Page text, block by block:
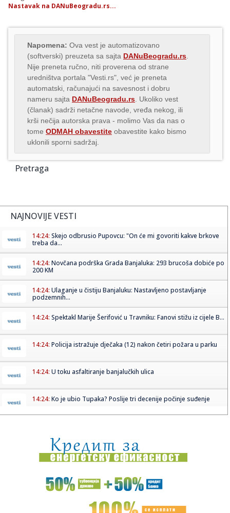
Nastavak na DANuBeogradu.rs...
Napomena: Ova vest je automatizovano
(softverski) preuzeta sa sajta DANuBeogradu.rs
Nije preneta ručno, niti proverena od strane
uredništva portala "Vesti.rs", već je preneta
automatski, računajući na savesnost i dobru
nameru sajta DANuBeogradu.rs . Ukoliko vest
(članak) sadrži netačne navode, vređa nekog, ili
krši nečija autorska prava - molimo Vas da nas o
tome ODMAH obavestite obavestite kako bismo
uklonili sporni sadržaj.
Pretraga
NAJNOVIJE VESTI
14:24: Skejo odbrusio Pupovcu: "On će mi govoriti kakve brkove
treba da...
14:24: Novčana podrška Grada Banjaluka: 293 brucoša dobiće po
200 KM
14:24: Ulaganje u čistiju Banjaluku: Nastavljeno postavljanje
podzemnih...
14:24: Spektakl Marije Šerifović u Travniku: Fanovi stižu iz cijele B...
14:24: Policija istražuje dječaka (12) nakon četiri požara u parku
14:24: U toku asfaltiranje banjalučkih ulica
14:24: Ko je ubio Tupaka? Poslije tri decenije počinje suđenje
14:23:Siti odbio Barsu – odredio cenu za Rodrija
14:22:Vozač saniteta Mario Ilić nastavlja oporavak u Vranju
VELIKO IZNENAĐENJE: Vratio se Donatas Motiejunas!